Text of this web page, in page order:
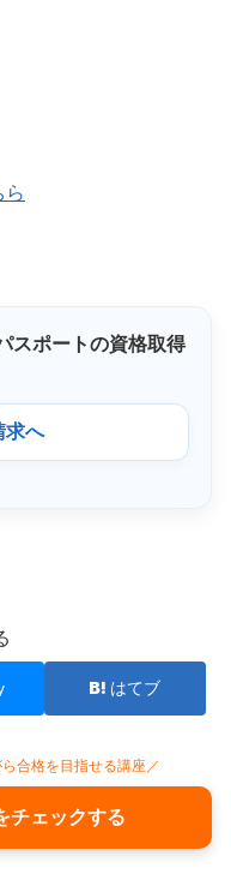
ら
スポートの資格取得
求へ
はてブ
合格を目指せる講座／
チェックする